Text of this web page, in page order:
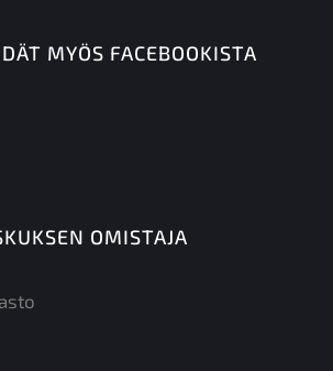
MYÖS FACEBOOKISTA
OMISTAJA